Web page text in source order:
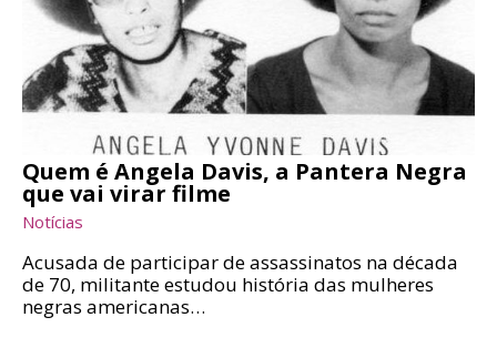
Quem é Angela Davis, a Pantera Negra
que vai virar filme
Notícias
Acusada de participar de assassinatos na década
de 70, militante estudou história das mulheres
negras americanas…